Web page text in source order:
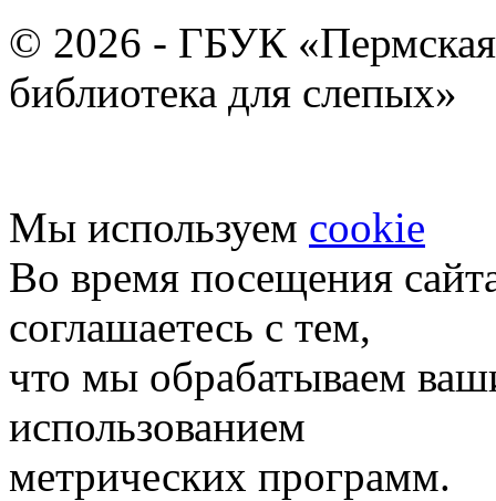
© 2026 - ГБУК «Пермская
библиотека для слепых»
Мы используем cookie
Во время посещения
соглашаетесь с тем,
что мы обрабатываем
использованием
метрических программ.